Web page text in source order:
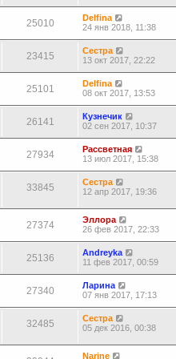
25010
Delfina
24 янв 2018, 11:38
23415
Сестра
13 окт 2017, 22:22
25101
Delfina
08 окт 2017, 13:53
26141
Кузнечик
02 сен 2017, 10:37
27934
Рассветная
13 июл 2017, 15:38
33845
Сестра
12 апр 2017, 19:36
27374
Эллора
26 фев 2017, 22:33
25136
Andreyka
11 фев 2017, 00:59
27340
Ларина
07 янв 2017, 17:13
32485
Сестра
05 дек 2016, 00:38
Narine